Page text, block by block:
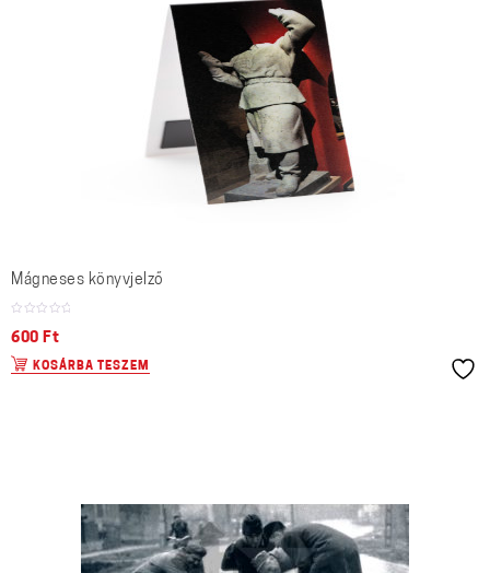
Mágneses könyvjelző
600 Ft
KOSÁRBA TESZEM